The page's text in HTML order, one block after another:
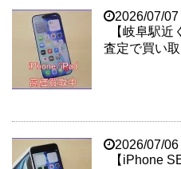
2026/07/07
【岐阜駅
査定で買い
2026/07/06
【iPhone